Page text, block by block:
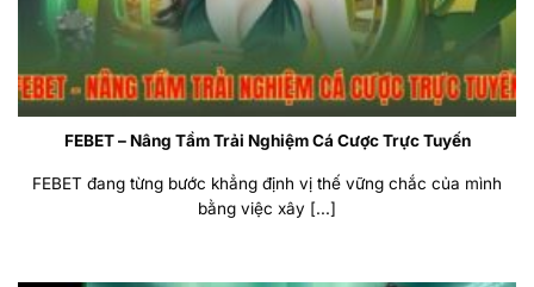
FEBET – Nâng Tầm Trải Nghiệm Cá Cược Trực Tuyến
FEBET đang từng bước khẳng định vị thế vững chắc của mình
bằng việc xây [...]